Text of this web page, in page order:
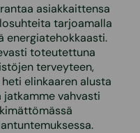
asiakkaittensa
tarjoamalla
energiatehokkaasti.
toteutettuna
terveyteen,
elinkaaren alusta
jatkamme vahvasti